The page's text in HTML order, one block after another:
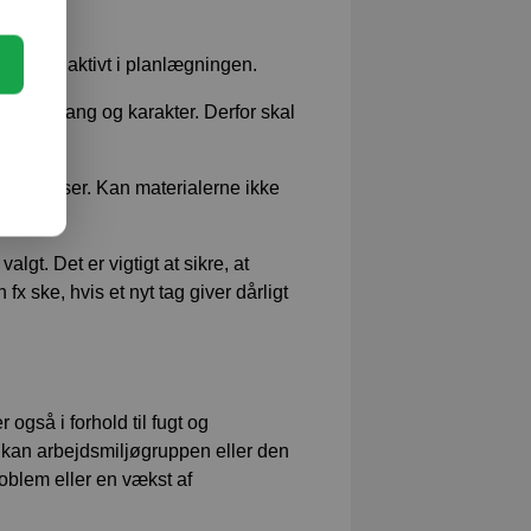
deltage aktivt i planlægningen.
omfang og karakter. Derfor skal
vokser. Kan materialerne ikke
Det er vigtigt at sikre, at
ske, hvis et nyt tag giver dårligt
også i forhold til fugt og
arbejdsmiljøgruppen eller den
eller en vækst af